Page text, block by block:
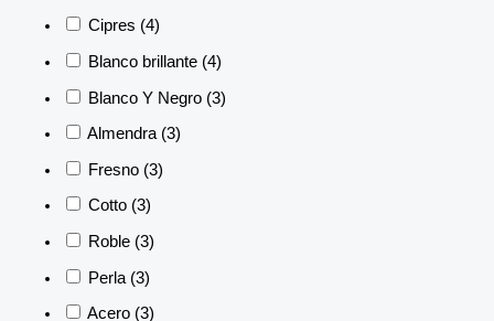
Cipres (4)
Blanco brillante (4)
Blanco Y Negro (3)
Almendra (3)
Fresno (3)
Cotto (3)
Roble (3)
Perla (3)
Acero (3)